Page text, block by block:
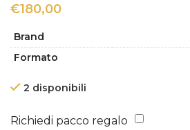
€180,00
Brand
Formato
2 disponibili
Richiedi pacco regalo